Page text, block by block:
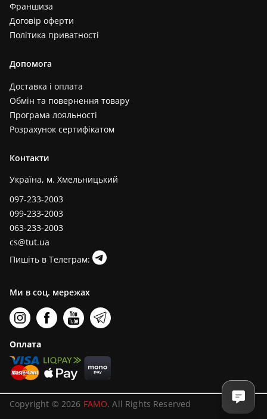
Франшиза
Договір оферти
Політика приватності
Допомога
Доставка і оплата
Обмін та повернення товару
Програма лояльності
Розрахунок сертифікатом
Контакти
Україна, м. Хмельницький
097-233-2003
099-233-2003
063-233-2003
cs@tut.ua
Пишіть в Телеграм:
Ми в соц. мережах
Оплата
Copyright © 2026 FAMO. All Rights Reserved